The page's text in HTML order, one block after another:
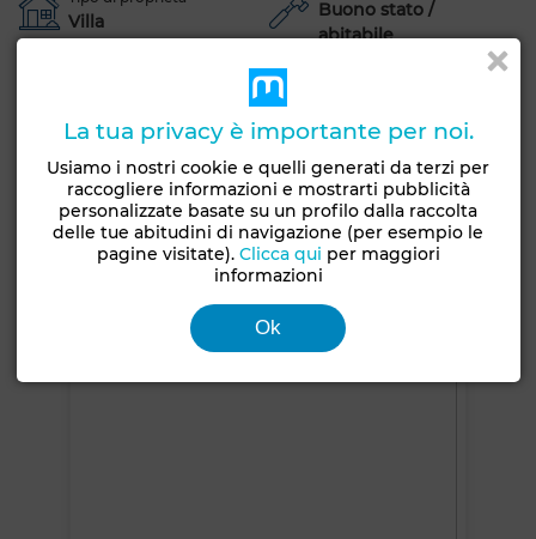
Villa
Buono stato /
abitabile
Terrazzo Garage Salotto europeo
Antenna parabolica Camino Aria condizionata
Riscaldamento Porta rinforzata Cucina attrezzata
Ammessi animali domestici
La tua privacy è importante per noi.
Usiamo i nostri cookie e quelli generati da terzi per
raccogliere informazioni e mostrarti pubblicità
personalizzate basate su un profilo dalla raccolta
delle tue abitudini di navigazione (per esempio le
pagine visitate). Clicca qui per maggiori
informazioni
Ok